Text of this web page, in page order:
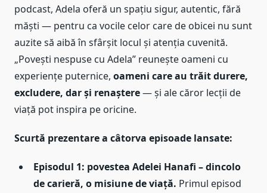
podcast, Adela oferă un spațiu sigur, autentic, fără
măști — pentru ca vocile celor care de obicei nu sunt
auzite să aibă în sfârșit locul și atenția cuvenită.
„Povești nespuse cu Adela” reunește oameni cu
experiențe puternice, oameni care au trăit durere,
excludere, dar și renaștere— și ale căror lecții de
viață pot inspira pe oricine.
Scurtă prezentare a câtorva episoade lansate:
Episodul 1: povestea Adelei Hanafi – dincolo
de carieră, o misiune de viață. Primul episod